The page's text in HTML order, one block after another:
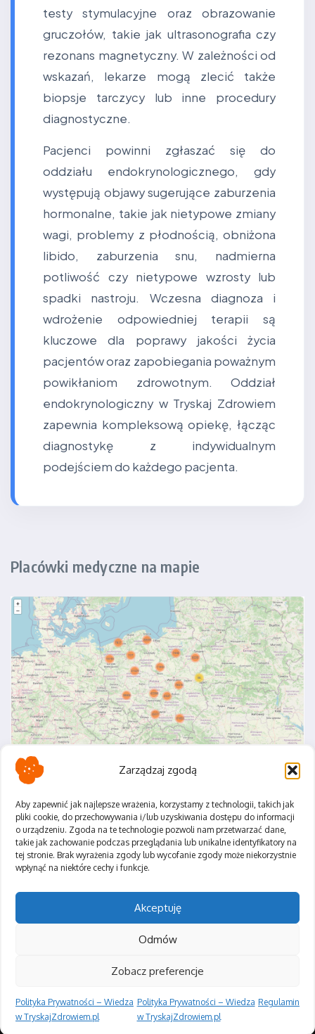
Zarządzaj zgodą
Aby zapewnić jak najlepsze wrażenia, korzystamy z technologii, takich jak
pliki cookie, do przechowywania i/lub uzyskiwania dostępu do informacji
o urządzeniu. Zgoda na te technologie pozwoli nam przetwarzać dane,
takie jak zachowanie podczas przeglądania lub unikalne identyfikatory na
tej stronie. Brak wyrażenia zgody lub wycofanie zgody może niekorzystnie
wpłynąć na niektóre cechy i funkcje.
Akceptuję
Odmów
Zobacz preferencje
Polityka Prywatności – Wiedza
w TryskajZdrowiem.pl
Polityka Prywatności – Wiedza
w TryskajZdrowiem.pl
Regulamin
testy stymulacyjne oraz obrazowanie
gruczołów, takie jak ultrasonografia czy
rezonans magnetyczny. W zależności od
wskazań, lekarze mogą zlecić także
biopsje tarczycy lub inne procedury
diagnostyczne.
Pacjenci powinni zgłaszać się do
oddziału endokrynologicznego, gdy
występują objawy sugerujące zaburzenia
hormonalne, takie jak nietypowe zmiany
wagi, problemy z płodnością, obniżona
libido, zaburzenia snu, nadmierna
potliwość czy nietypowe wzrosty lub
spadki nastroju. Wczesna diagnoza i
wdrożenie odpowiedniej terapii są
kluczowe dla poprawy jakości życia
pacjentów oraz zapobiegania poważnym
powikłaniom zdrowotnym. Oddział
endokrynologiczny w Tryskaj Zdrowiem
zapewnia kompleksową opiekę, łącząc
diagnostykę z indywidualnym
podejściem do każdego pacjenta.
Placówki medyczne na mapie
Polityka Prywatności
Regulamin
Copyright © 2026 Tryskaj Zdrowiem | Zasilane przezMagazyn
informacyjny X